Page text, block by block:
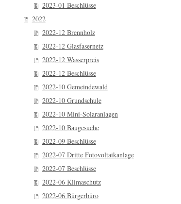
2023-01 Beschlüsse
2022
2022-12 Brennholz
2022-12 Glasfasernetz
2022-12 Wasserpreis
2022-12 Beschlüsse
2022-10 Gemeindewald
2022-10 Grundschule
2022-10 Mini-Solaranlagen
2022-10 Baugesuche
2022-09 Beschlüsse
2022-07 Dritte Fotovoltaikanlage
2022-07 Beschlüsse
2022-06 Klimaschutz
2022-06 Bürgerbüro